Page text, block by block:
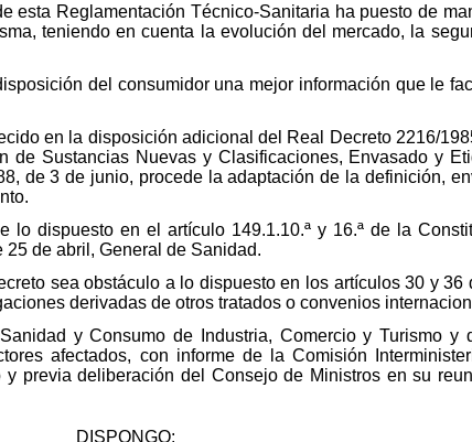
esta Reglamentación Técnico-Sanitaria ha puesto de
teniendo en cuenta la evolución del mercado, la
del consumidor una mejor información que le
en la disposición adicional del Real Decreto 2216/
de Sustancias Nuevas y Clasificaciones, Envasado y
de 3 de junio, procede la adaptación de la definición,
lo dispuesto en el artículo 149.1.10.ª y 16.ª de la
de abril, General de Sanidad.
sea obstáculo a lo dispuesto en los artículos 30 y 36
derivadas de otros tratados o convenios
y Consumo de Industria, Comercio y Turismo y
afectados, con informe de la Comisión
previa deliberación del Consejo de Ministros en su
DISPONGO: